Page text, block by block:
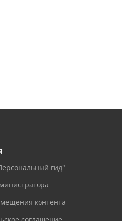
гид"
контента